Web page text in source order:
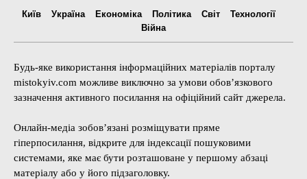
Київ Україна Економіка Політика Світ
Технології
Війна
Будь-яке використання інформаційних матеріалів порталу
mistokyiv.com можливе виключно за умови обов’язкового
зазначення активного посилання на офіційний сайт джерела.
Онлайн-медіа зобов’язані розміщувати пряме
гіперпосилання, відкрите для індексації пошуковими
системами, яке має бути розташоване у першому абзаці
матеріалу або у його підзаголовку.